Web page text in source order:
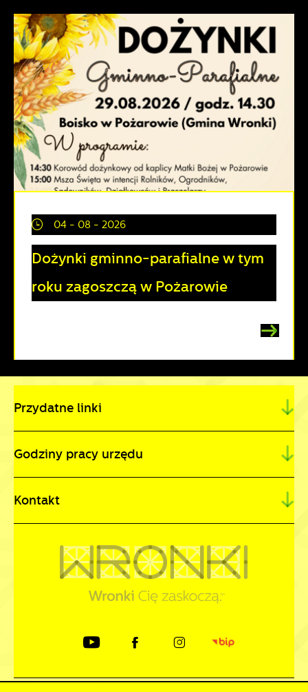
04 - 08 - 2026
Dożynki gminno-parafialne w tym
roku zagoszczą w Pożarowie
Przydatne linki
Godziny pracy urzędu
Kontakt